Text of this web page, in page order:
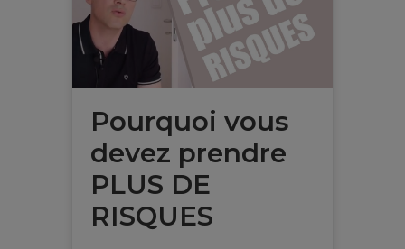
Pourquoi vous
devez prendre
PLUS DE
RISQUES